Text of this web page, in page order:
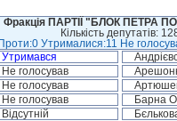
Фракція ПАРТІЇ "БЛОК ПЕТРА
Кількість депутатів:
Утрималися:11 Не
Утримався
Не голосував
Не голосував
Не голосував Барна
Відсутній